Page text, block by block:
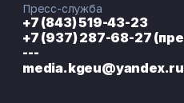
Пресс-служба
+7 (843) 519-43-23
+7 (937) 287-68-27
---
media.kgeu@yandex.ru